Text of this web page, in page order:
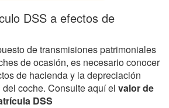
DSS a efectos de
de transmisiones patrimoniales
de ocasión, es necesario conocer
de hacienda y la depreciación
coche. Consulte aquí el valor de
DSS